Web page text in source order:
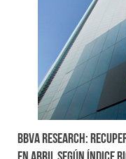
BBVA Research: